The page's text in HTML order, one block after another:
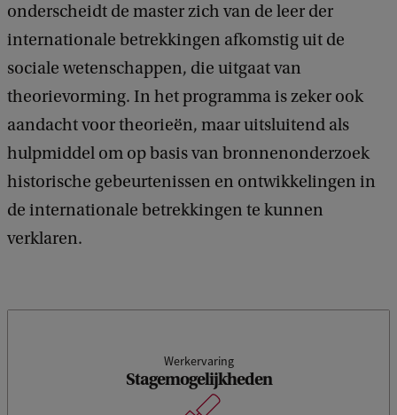
onderscheidt de master zich van de leer der
internationale betrekkingen afkomstig uit de
sociale wetenschappen, die uitgaat van
theorievorming. In het programma is zeker ook
aandacht voor theorieën, maar uitsluitend als
hulpmiddel om op basis van bronnenonderzoek
historische gebeurtenissen en ontwikkelingen in
de internationale betrekkingen te kunnen
verklaren.
Werkervaring
Stagemogelijkheden